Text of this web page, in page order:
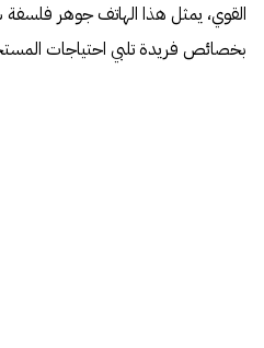
القوي، يمثل هذا الهاتف جوهر فلسفة
بخصائص فريدة تلبي احتياجات